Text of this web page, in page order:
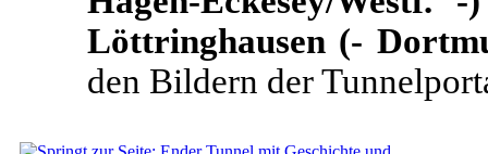
Löttringhausen (-
den Bildern der